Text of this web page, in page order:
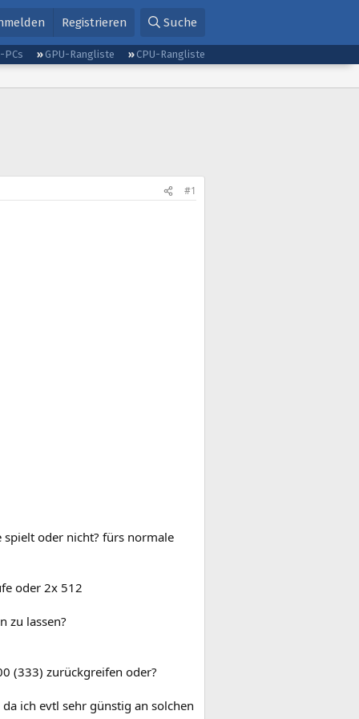
Registrieren Suche
PCs GPU-Rangliste CPU-Rangliste
#1
oder nicht? fürs normale
oder 2x 512
zu lassen?
(333) zurückgreifen oder?
ich evtl sehr günstig an solchen